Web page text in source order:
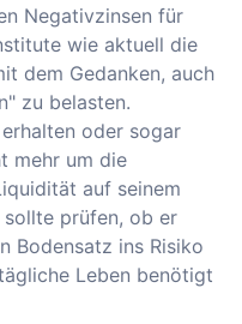
Negativzinsen für
wie aktuell die
dem Gedanken, auch
zu belasten.
oder sogar
mehr um die
auf seinem
prüfen, ob er
Bodensatz ins Risiko
Leben benötigt